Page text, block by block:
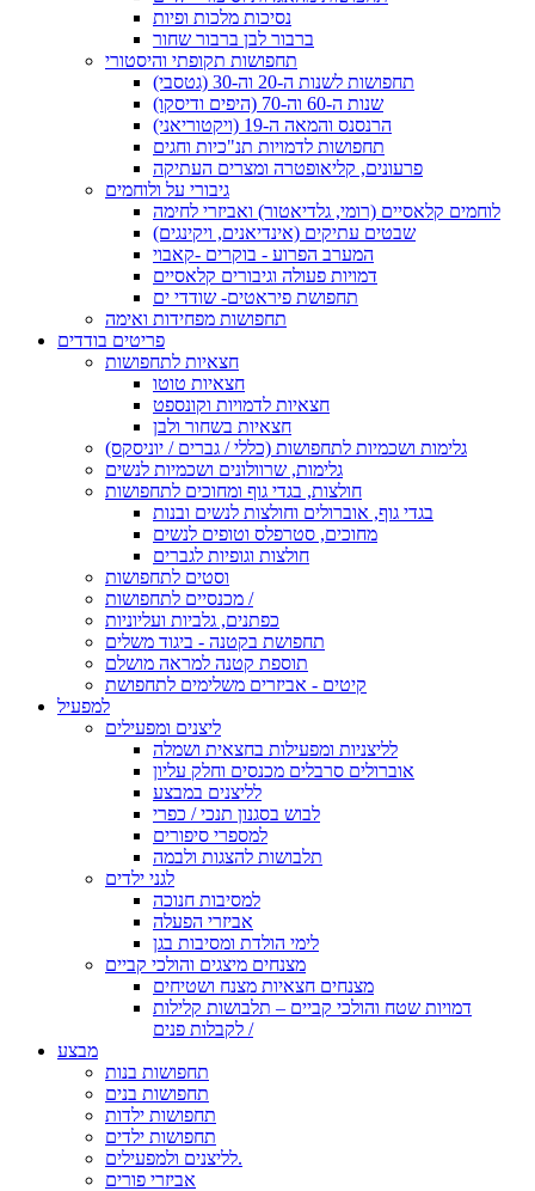
נסיכות מלכות ופיות
ברבור לבן ברבור שחור
תחפושות תקופתי והיסטורי
תחפושות לשנות ה-20 וה-30 (גטסבי)
שנות ה-60 וה-70 (היפים ודיסקו)
הרנסנס והמאה ה-19 (ויקטוריאני)
תחפושות לדמויות תנ"כיות וחגים
פרעונים, קליאופטרה ומצרים העתיקה
גיבורי על ולוחמים
לוחמים קלאסיים (רומי, גלדיאטור) ואביזרי לחימה
שבטים עתיקים (אינדיאנים, ויקינגים)
המערב הפרוע - בוקרים -קאבוי
דמויות פעולה וגיבורים קלאסיים
תחפושת פיראטים- שודדי ים
תחפושות מפחידות ואימה
פריטים בודדים
חצאיות לתחפושות
חצאיות טוטו
חצאיות לדמויות וקונספט
חצאיות בשחור ולבן
גלימות ושכמיות לתחפושות (כללי / גברים / יוניסקס)
גלימות, שרוולונים ושכמיות לנשים
חולצות, בגדי גוף ומחוכים לתחפושות
בגדי גוף, אוברולים וחולצות לנשים ובנות
מחוכים, סטרפלס וטופים לנשים
חולצות וגופיות לגברים
וסטים לתחפושות
מכנסיים לתחפושות /
כפתנים, גלביות ועליוניות
תחפושת בקטנה - ביגוד משלים
תוספת קטנה למראה מושלם
קיטים - אביזרים משלימים לתחפושת
למפעיל
ליצנים ומפעילים
לליצניות ומפעילות בחצאית ושמלה
אוברולים סרבלים מכנסים וחלק עליון
לליצנים במבצע
לבוש בסגנון תנכי / כפרי
למספרי סיפורים
תלבושות להצגות ולבמה
לגני ילדים
למסיבות חנוכה
אביזרי הפעלה
לימי הולדת ומסיבות בגן
מצנחים מיצגים והולכי קביים
מצנחים חצאיות מצנח ושטיחים
דמויות שטח והולכי קביים – תלבושות קלילות
לקבלות פנים /
מבצע
תחפושות בנות
תחפושות בנים
תחפושות ילדות
תחפושות ילדים
לליצנים ולמפעילים.
אביזרי פורים